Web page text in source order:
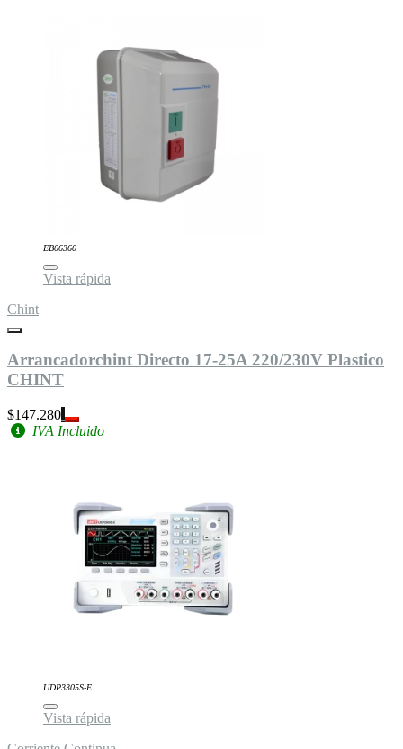
EB06360
Vista rápida
Chint
Arrancadorchint Directo 17-25A 220/230V Plastico
CHINT
$147.280
IVA Incluido
UDP3305S-E
Vista rápida